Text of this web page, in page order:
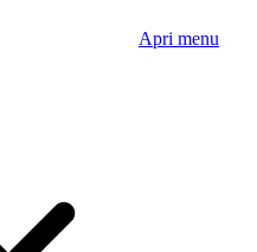
Apri menu